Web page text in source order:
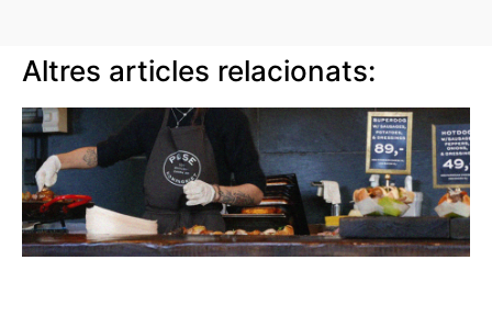
Altres articles relacionats: